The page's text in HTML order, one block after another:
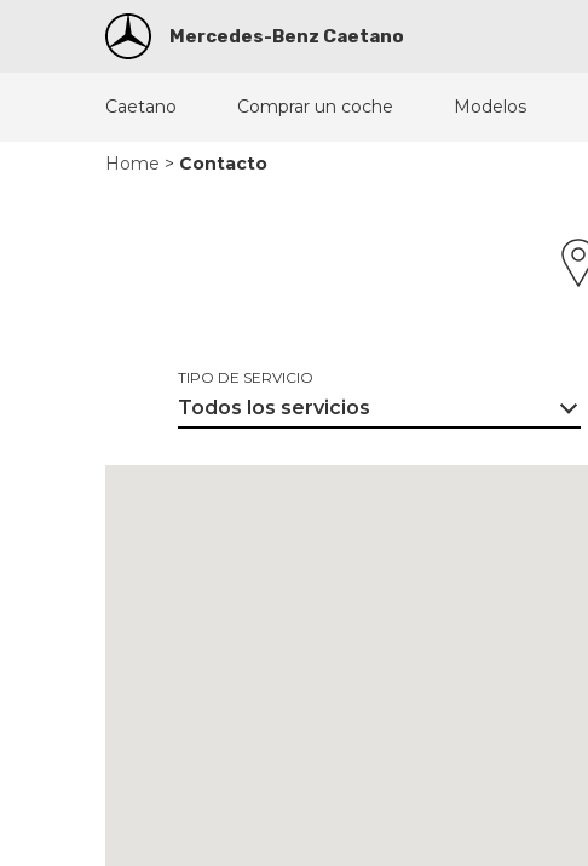
Mercedes-Benz Caetano
Caetano Comprar un coche Modelos
Home > Contacto
TIPO DE SERVICIO
Todos los servicios